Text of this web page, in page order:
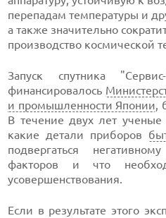
перепадам температуры и
а также значительно
производство космической
Запуск спутника
финансировалось
и промышленности Японии,
В течение двух лет ученые
какие детали приборов
подвергаться
факторов и что
усовершенствования.
Если в результате этого